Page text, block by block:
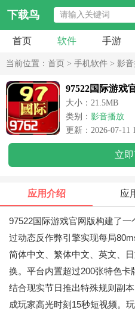
下载鸟
首页 软件 手游
当前位置： 首页 > 手机软件 > 影
97522国际游戏
大小：21.5MB
类别： 影音播放
更新：2026-07-11
立
应用介绍 应
97522国际游戏官网版构建了
过动态反作弊引擎实现每局
简体中文、繁体中文、英文、
换。平台内置超过200张特色
结合现实节日推出特殊规则副
成玩家高光时刻15秒短视频。